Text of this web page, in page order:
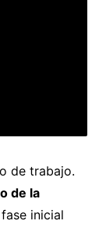
de trabajo.
de la
inicial